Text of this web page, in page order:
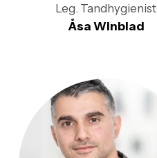
Leg. Tandhygienist
Åsa Winblad